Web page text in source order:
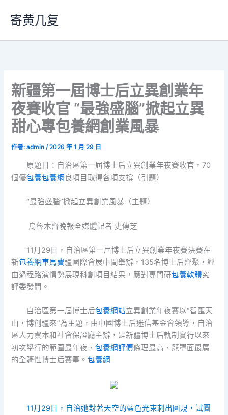
要
寄黄几复
新疆第一屆博士后立異創業年
夜賽收官 “最強盛腦”掀起立異
甜心專包養網創業風暴
作者:admin/2026 年 1 月 29 日
原題目：自治區第一屆博士后立異創業年夜賽收官，70
個優包養包養網 良項目取得各項支撐（引題）
“最強盛腦”掀起立異創業風暴（主題）
烏魯木齊晚報全媒體記者 史傳芝
11月29日，自治區第一屆博士后立異創業年夜賽決賽在
新包養網車馬費疆國際會展中間舉辦，135名博士后齊聚，經
由過程路演情勢展現科創項目結果，應對專門研包養軟體究
評委發問。
自治區第一屆博士后包養網站立異創業年夜賽以“智匯天
山，博創疆來”為主題，由中國博士后迷信基金會領導，自治
區人力資本和社會保證廳主辦，是新疆博士后軌制實行以來
初次舉行的範圍最年夜、包養網評價條理最高、籠罩面最廣
的全疆性博士后賽事。包養網
11月29日，自治她對著天空的藍色光束刺出圓規，試圖